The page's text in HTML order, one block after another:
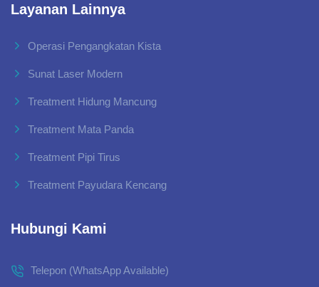
Layanan Lainnya
Operasi Pengangkatan Kista
Sunat Laser Modern
Treatment Hidung Mancung
Treatment Mata Panda
Treatment Pipi Tirus
Treatment Payudara Kencang
Hubungi Kami
Telepon (WhatsApp Available)